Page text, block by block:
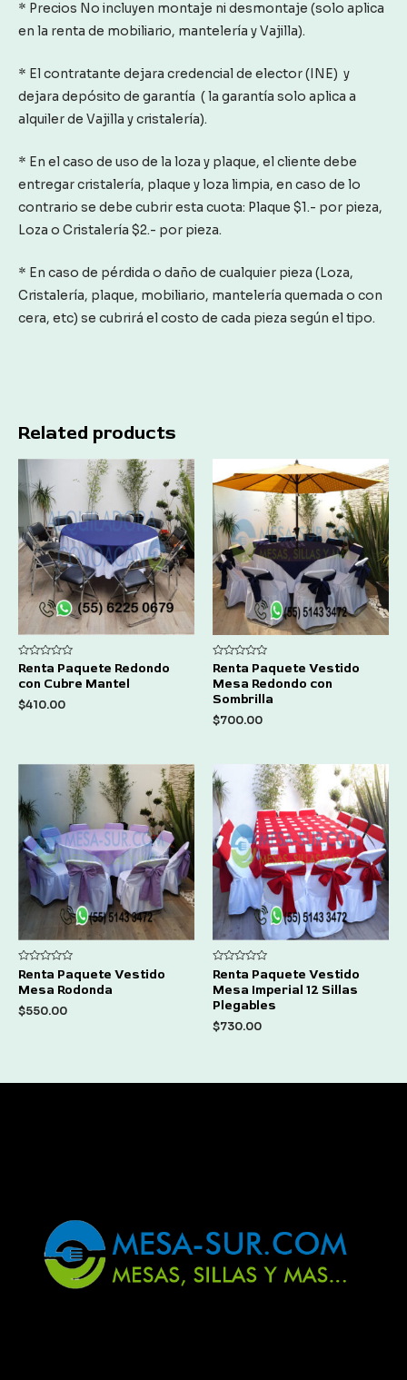
* Precios No incluyen montaje ni desmontaje (solo aplica
en la renta de mobiliario, mantelería y Vajilla).
* El contratante dejara credencial de elector (INE) y
dejara depósito de garantía ( la garantía solo aplica a
alquiler de Vajilla y cristalería).
* En el caso de uso de la loza y plaque, el cliente debe
entregar cristalería, plaque y loza limpia, en caso de lo
contrario se debe cubrir esta cuota: Plaque $1.- por pieza,
Loza o Cristalería $2.- por pieza.
* En caso de pérdida o daño de cualquier pieza (Loza,
Cristalería, plaque, mobiliario, mantelería quemada o con
cera, etc) se cubrirá el costo de cada pieza según el tipo.
Related products
Rated
0
out
5
Renta Paquete Redondo
con Cubre Mantel
$410.00
Rated
0
out
of
5
Renta Paquete Vestido
Mesa Redondo con
Sombrilla
$700.00
Rated
0
out
5
Renta Paquete Vestido
Mesa Rodonda
$550.00
Rated
0
out
of
5
Renta Paquete Vestido
Mesa Imperial 12 Sillas
Plegables
$730.00